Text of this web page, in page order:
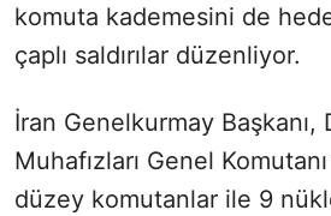
komuta kademesini de
çaplı saldırılar düzenliyor.
İran Genelkurmay Başkanı,
Muhafızları Genel
düzey komutanlar ile 9